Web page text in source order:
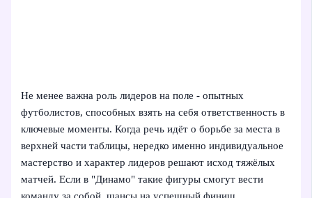
Не менее важна роль лидеров на поле - опытных
футболистов, способных взять на себя ответственность в
ключевые моменты. Когда речь идёт о борьбе за места в
верхней части таблицы, нередко именно индивидуальное
мастерство и характер лидеров решают исход тяжёлых
матчей. Если в "Динамо" такие фигуры смогут вести
команду за собой, шансы на успешный финиш